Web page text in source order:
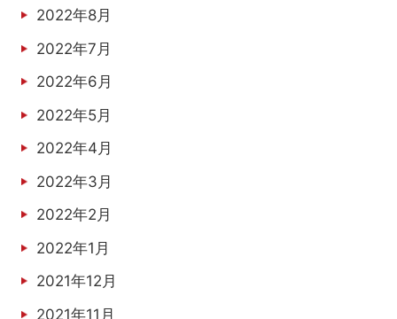
2022年8月
2022年7月
2022年6月
2022年5月
2022年4月
2022年3月
2022年2月
2022年1月
2021年12月
2021年11月